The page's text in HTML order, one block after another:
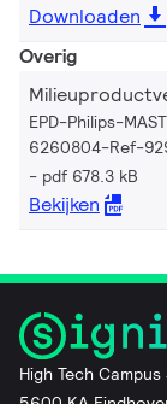
Downloaden
Overig
EPD-Philips-
6260804-Ref-
pdf 678.3 kB
Bekijken
High Tech